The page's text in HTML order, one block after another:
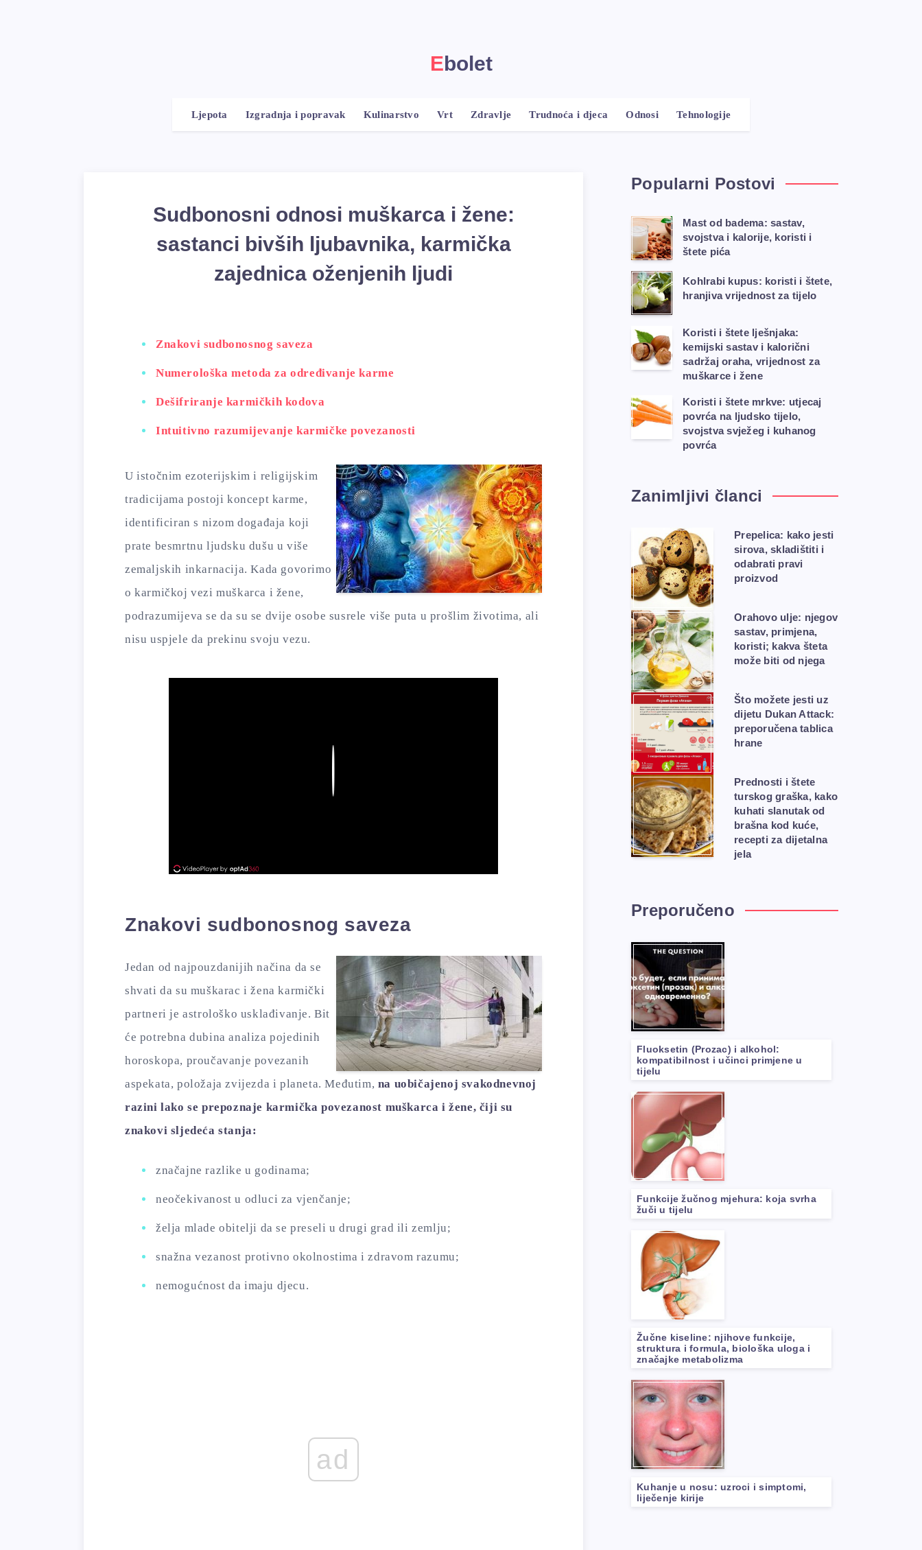
Ebolet
Ljepota Izgradnja i popravak Kulinarstvo Vrt Zdravlje Trudnoća i djeca Odnosi Tehnologije
Sudbonosni odnosi muškarca i žene:
sastanci bivših ljubavnika, karmička
zajednica oženjenih ljudi
Znakovi sudbonosnog saveza
Numerološka metoda za određivanje karme
Dešifriranje karmičkih kodova
Intuitivno razumijevanje karmičke povezanosti
U istočnim ezoterijskim i religijskim
tradicijama postoji koncept karme,
identificiran s nizom događaja koji
prate besmrtnu ljudsku dušu u više
zemaljskih inkarnacija. Kada govorimo
o karmičkoj vezi muškarca i žene,
podrazumijeva se da su se dvije osobe susrele više puta u prošlim životima, ali
nisu uspjele da prekinu svoju vezu.
Znakovi sudbonosnog saveza
Jedan od najpouzdanijih načina da se
shvati da su muškarac i žena karmički
partneri je astrološko usklađivanje. Bit
će potrebna dubina analiza pojedinih
horoskopa, proučavanje povezanih
aspekata, položaja zvijezda i planeta. Međutim, na uobičajenoj svakodnevnoj
razini lako se prepoznaje karmička povezanost muškarca i žene, čiji su
znakovi sljedeća stanja:
značajne razlike u godinama;
neočekivanost u odluci za vjenčanje;
želja mlade obitelji da se preseli u drugi grad ili zemlju;
snažna vezanost protivno okolnostima i zdravom razumu;
nemogućnost da imaju djecu.
ad
Popularni Postovi
Mast od badema: sastav,
svojstva i kalorije, koristi i
štete pića
Kohlrabi kupus: koristi i štete,
hranjiva vrijednost za tijelo
Koristi i štete lješnjaka:
kemijski sastav i kalorični
sadržaj oraha, vrijednost za
muškarce i žene
Koristi i štete mrkve: utjecaj
povrća na ljudsko tijelo,
svojstva svježeg i kuhanog
povrća
Zanimljivi članci
Prepelica: kako jesti
sirova, skladištiti i
odabrati pravi
proizvod
Orahovo ulje: njegov
sastav, primjena,
koristi; kakva šteta
može biti od njega
Što možete jesti uz
dijetu Dukan Attack:
preporučena tablica
hrane
Prednosti i štete
turskog graška, kako
kuhati slanutak od
brašna kod kuće,
recepti za dijetalna
jela
Preporučeno
Fluoksetin (Prozac) i alkohol:
kompatibilnost i učinci primjene u
tijelu
Funkcije žučnog mjehura: koja svrha
žuči u tijelu
Žučne kiseline: njihove funkcije,
struktura i formula, biološka uloga i
značajke metabolizma
Kuhanje u nosu: uzroci i simptomi,
liječenje kirije